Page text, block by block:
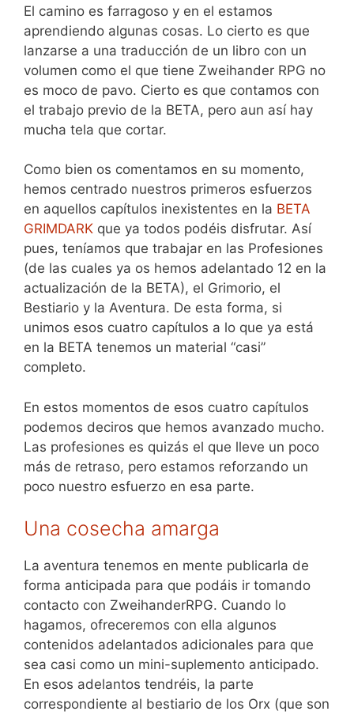
El camino es farragoso y en el estamos
aprendiendo algunas cosas. Lo cierto es que
lanzarse a una traducción de un libro con un
volumen como el que tiene Zweihander RPG no
es moco de pavo. Cierto es que contamos con
el trabajo previo de la BETA, pero aun así hay
mucha tela que cortar.
Como bien os comentamos en su momento,
hemos centrado nuestros primeros esfuerzos
en aquellos capítulos inexistentes en la BETA
GRIMDARK que ya todos podéis disfrutar. Así
pues, teníamos que trabajar en las Profesiones
(de las cuales ya os hemos adelantado 12 en la
actualización de la BETA), el Grimorio, el
Bestiario y la Aventura. De esta forma, si
unimos esos cuatro capítulos a lo que ya está
en la BETA tenemos un material “casi”
completo.
En estos momentos de esos cuatro capítulos
podemos deciros que hemos avanzado mucho.
Las profesiones es quizás el que lleve un poco
más de retraso, pero estamos reforzando un
poco nuestro esfuerzo en esa parte.
Una cosecha amarga
La aventura tenemos en mente publicarla de
forma anticipada para que podáis ir tomando
contacto con ZweihanderRPG. Cuando lo
hagamos, ofreceremos con ella algunos
contenidos adelantados adicionales para que
sea casi como un mini-suplemento anticipado.
En esos adelantos tendréis, la parte
correspondiente al bestiario de los Orx (que son